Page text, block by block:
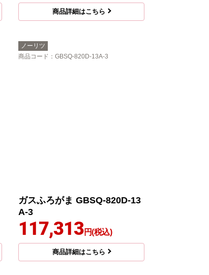
商品詳細はこちら
ノーリツ
商品コード ：GBSQ-820D-13A-3
ガスふろがま GBSQ-820D-13
A-3
117,313円(税込)
商品詳細はこちら